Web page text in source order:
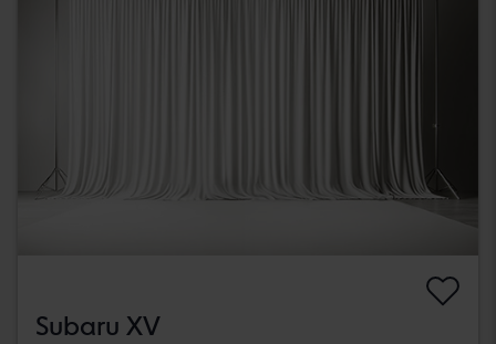
Subaru XV